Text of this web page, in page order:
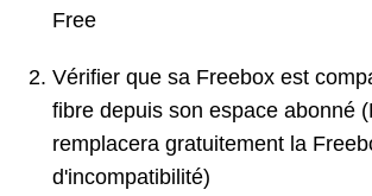
Free
Vérifier que sa Freebox est
fibre depuis son espace abonné
remplacera gratuitement la
d'incompatibilité)